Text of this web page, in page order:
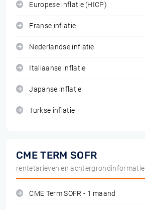
Europese inflatie (HICP)
Franse inflatie
Nederlandse inflatie
Italiaanse inflatie
Japanse inflatie
Turkse inflatie
CME TERM SOFR
rentetarieven en achtergrondinformatie
CME Term SOFR - 1 maand